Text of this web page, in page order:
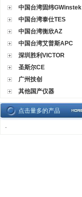
中国台湾固纬GWinstek
中国台湾泰仕TES
中国台湾衡欣AZ
中国台湾艾普斯APC
深圳胜利VICTOR
圣斯尔CE
广州技创
其他国产仪器
点击量多的产品
·